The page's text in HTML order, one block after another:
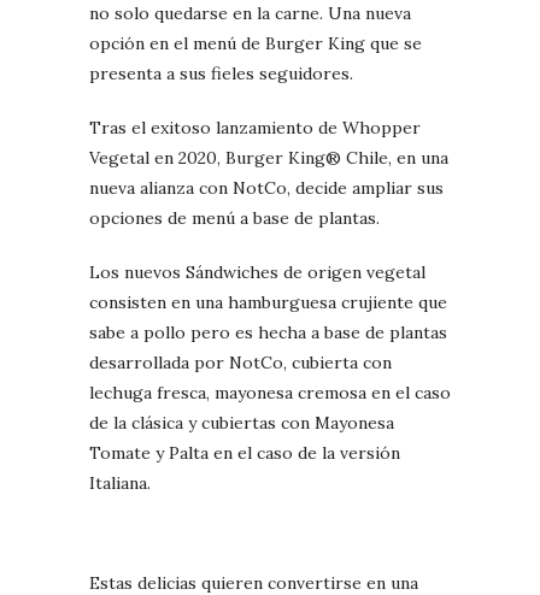
no solo quedarse en la carne. Una nueva
opción en el menú de Burger King que se
presenta a sus fieles seguidores.
Tras el exitoso lanzamiento de Whopper
Vegetal en 2020, Burger King® Chile, en una
nueva alianza con NotCo, decide ampliar sus
opciones de menú a base de plantas.
Los nuevos Sándwiches de origen vegetal
consisten en una hamburguesa crujiente que
sabe a pollo pero es hecha a base de plantas
desarrollada por NotCo, cubierta con
lechuga fresca, mayonesa cremosa en el caso
de la clásica y cubiertas con Mayonesa
Tomate y Palta en el caso de la versión
Italiana.
Estas delicias quieren convertirse en una